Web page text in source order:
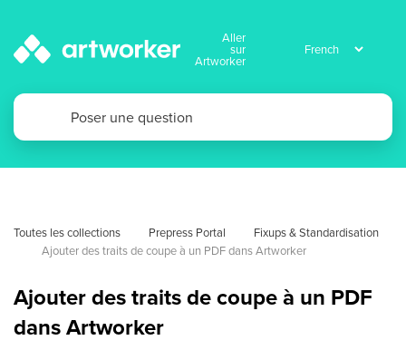
Aller
sur
Artworker
Toutes les collections Prepress Portal
Fixups & Standardisation
Ajouter des traits de coupe à un PDF dans Artworker
Ajouter des traits de coupe à un PDF
dans Artworker